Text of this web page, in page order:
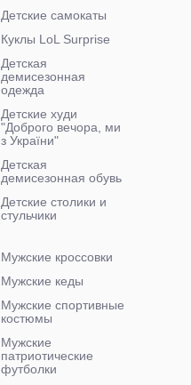
Детские самокаты
Куклы LoL Surprise
Детская
демисезонная
одежда
Детские худи
"Доброго вечора, ми
з України"
Детская
демисезонная обувь
Детские столики и
стульчики
Мужские кроссовки
Мужские кеды
Мужские спортивные
костюмы
Мужские
патриотические
футболки